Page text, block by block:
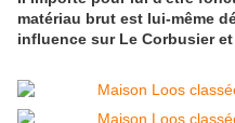
matériau brut est lui-même
influence sur Le Corbusier